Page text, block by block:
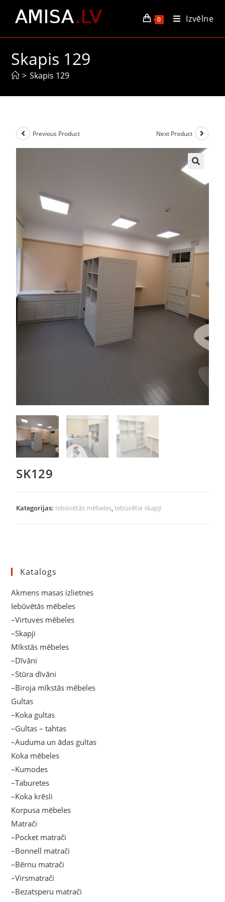
0 Izvēlne
Skapis 129
> Skapis 129
Previous Product Next Product
SK129
Kategorijas: Iebūvētās mēbeles, Iebūvētie skapji
Katalogs
Akmens masas izlietnes
Iebūvētās mēbeles
–Virtuves mēbeles
–Skapji
Mīkstās mēbeles
–Dīvāni
–Stūra dīvāni
–Biroja mīkstās mēbeles
Gultas
–Koka gultas
–Gultas – tahtas
–Auduma un ādas gultas
Koka mēbeles
–Kumodes
–Taburetes
–Koka krēsli
Korpusa mēbeles
Matrači
–Pocket matrači
–Bonnell matrači
–Bērnu matrači
–Virsmatrači
–Bezatsperu matrači